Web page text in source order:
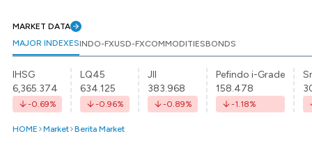
MARKET DATA
MAJOR INDEXESINDO-FXUSD-FXCOMMODITIESBONDS
IHSG
6,365.374
-0.69%
LQ45
634.125
-0.96%
JII
383.968
-0.89%
Pefindo i-Grade
158.478
-1.18%
HOME Market Berita Market